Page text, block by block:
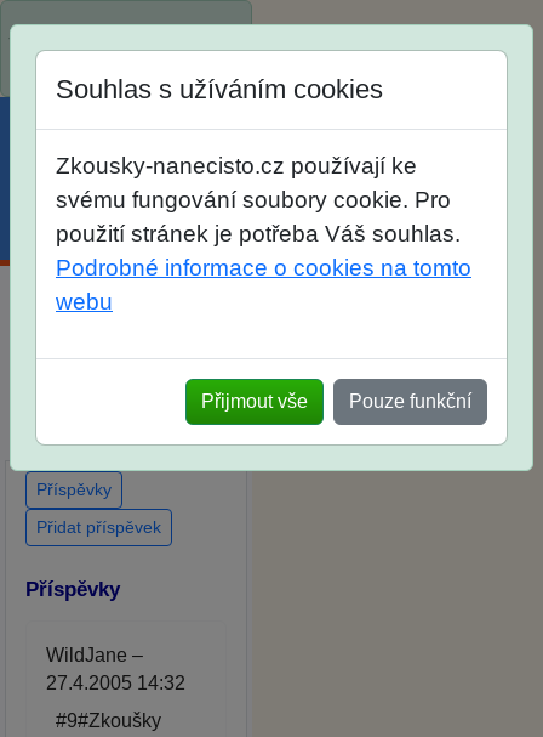
Spustili jsme přihlašování
na školní rok 2026/2027!
Účet Košík
u zkoušek na SŠ? Vaše
ohlasy po skutečných
přijímacích zkouškách
Souhlas s užíváním cookies
Zkousky-nanecisto.cz používají ke
svému fungování soubory cookie. Pro
použití stránek je potřeba Váš souhlas.
Podrobné informace o cookies na tomto
webu
Přijmout vše Pouze funkční
Příspěvky
Přidat příspěvek
Příspěvky
WildJane –
27.4.2005 14:32
#9#Zkoušky